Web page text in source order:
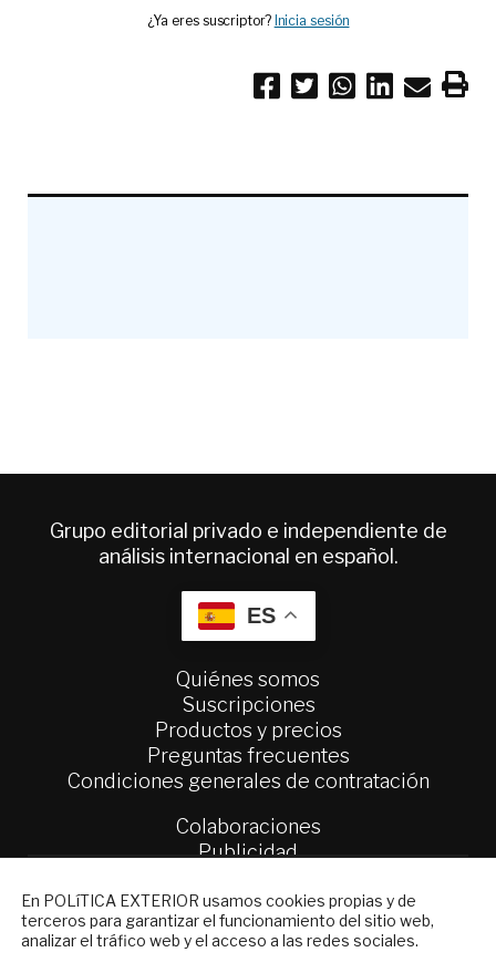
¿Ya eres suscriptor? Inicia sesión
Grupo editorial privado e independiente de
análisis internacional en español.
ES
Quiénes somos
Suscripciones
Productos y precios
Preguntas frecuentes
Condiciones generales de contratación
Colaboraciones
Publicidad
Política Exterior
Informe Semanal de Política Exterior
En POLíTICA EXTERIOR usamos cookies propias y de
terceros para garantizar el funcionamiento del sitio web,
analizar el tráfico web y el acceso a las redes sociales.
NEWSLETTER
Suscríbase a nuestro boletín electrónico y
reciba en su correo el mejor análisis